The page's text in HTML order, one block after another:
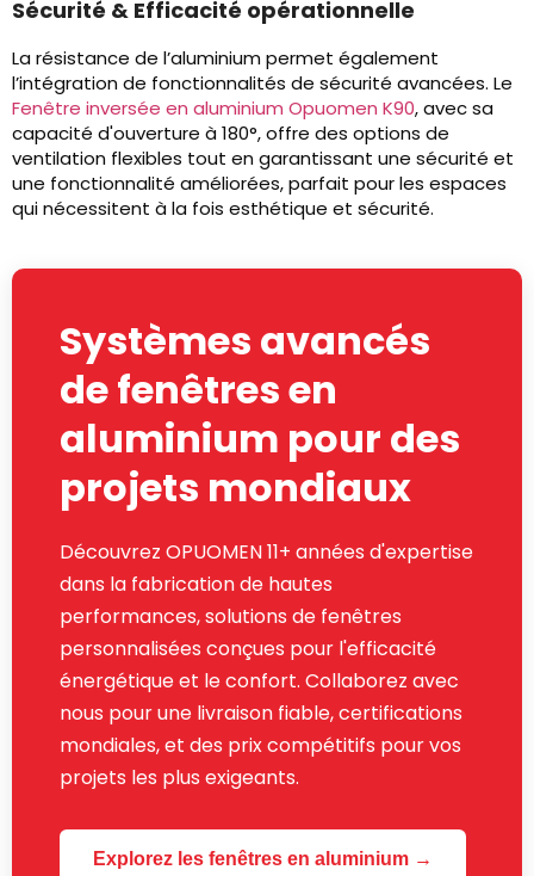
Sécurité & Efficacité opérationnelle
La résistance de l’aluminium permet également
l’intégration de fonctionnalités de sécurité avancées. Le
Fenêtre inversée en aluminium Opuomen K90, avec sa
capacité d'ouverture à 180°, offre des options de
ventilation flexibles tout en garantissant une sécurité et
une fonctionnalité améliorées, parfait pour les espaces
qui nécessitent à la fois esthétique et sécurité.
Systèmes avancés
de fenêtres en
aluminium pour des
projets mondiaux
Découvrez OPUOMEN 11+ années d'expertise
dans la fabrication de hautes
performances, solutions de fenêtres
personnalisées conçues pour l'efficacité
énergétique et le confort. Collaborez avec
nous pour une livraison fiable, certifications
mondiales, et des prix compétitifs pour vos
projets les plus exigeants.
Explorez les fenêtres en aluminium →